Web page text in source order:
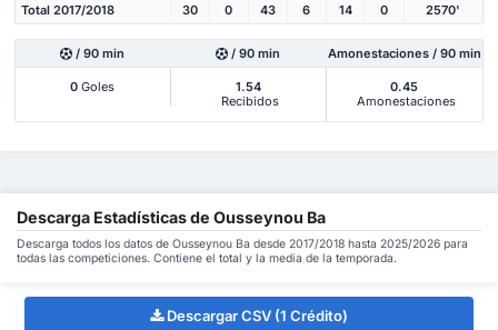
Total 2017/2018 30 0 43 6 14 0 2570'
/ 90 min / 90 min Amonestaciones / 90 min
0 Goles
1.54
Recibidos
0.45
Amonestaciones
Descarga Estadísticas de Ousseynou Ba
Descarga todos los datos de Ousseynou Ba desde 2017/2018 hasta 2025/2026 para
todas las competiciones. Contiene el total y la media de la temporada.
Descargar CSV (1 Crédito)